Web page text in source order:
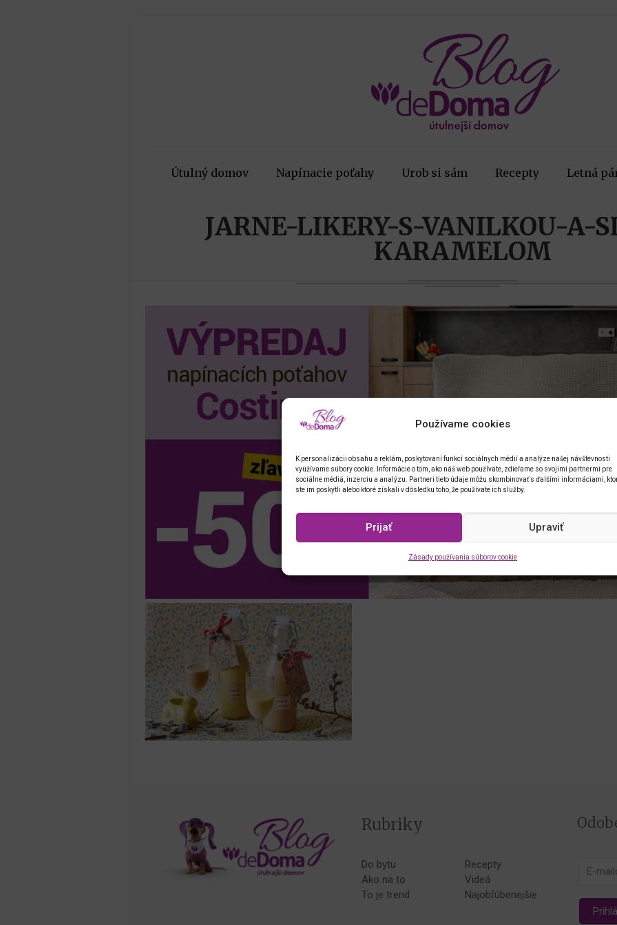
Používame cookies
K personalizácii obsahu a reklám, poskytovaní funkcí sociálnych médií a analýze našej návštevnosti
využívame súbory cookie. Informácie o tom, ako náš web používate, zdieľame so svojimi partnermi pre
sociálne médiá, inzerciu a analýzu. Partneri tieto údaje môžu skombinovať s ďalšími informáciami,
ste im poskytli alebo ktoré získali v dôsledku toho, že používate ich služby.
Prijať Upraviť
Zásady používania súborov cookie
Útulný domov Napínacie poťahy Urob si sám Recepty Letná
JARNE-LIKERY-S-VANILKOU-A-
KARAMELOM
Rubriky
Do bytu
Ako na to
To je trend
Recepty
Videá
Najobľúbenejšie